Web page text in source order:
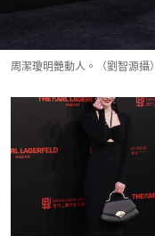
周潔瓊明艷動人。（劉智源攝）